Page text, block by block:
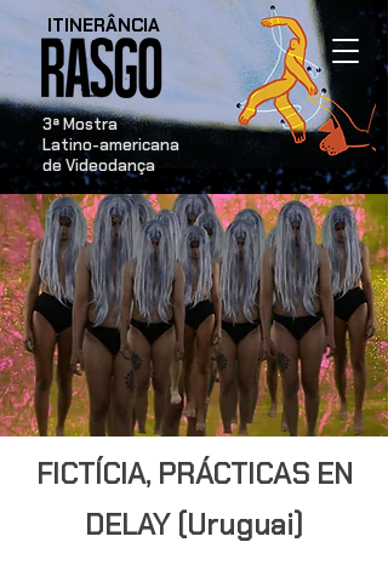
ITINERÂNCIA
​3ª Mostra
Latino-americana
de Videodança
FICTÍCIA, PRÁCTICAS EN
DELAY (Uruguai)